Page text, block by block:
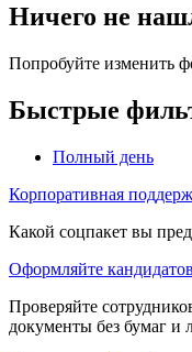
Ничего не
Попробуйте изменить
Быстрые
Полный день
Корпоративная
Какой соцпакет вы
Оформляйте
Проверяйте
документы без бумаг и